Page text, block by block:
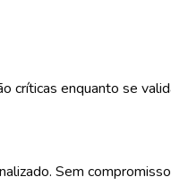
críticas enquanto se
Sem